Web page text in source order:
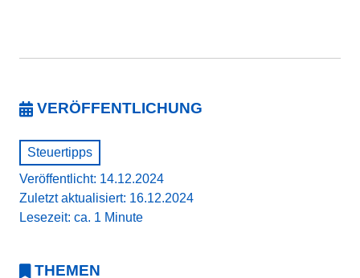
VERÖFFENTLICHUNG
Steuertipps
Veröffentlicht: 14.12.2024
Zuletzt aktualisiert: 16.12.2024
Lesezeit: ca. 1 Minute
THEMEN